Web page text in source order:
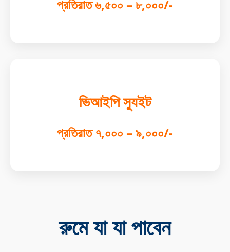
প্রতিরাত ৬,৫০০ – ৮,০০০/-
ভিআইপি স্যুইট
প্রতিরাত ৭,০০০ – ৯,০০০/-
রুমে যা যা পাবেন